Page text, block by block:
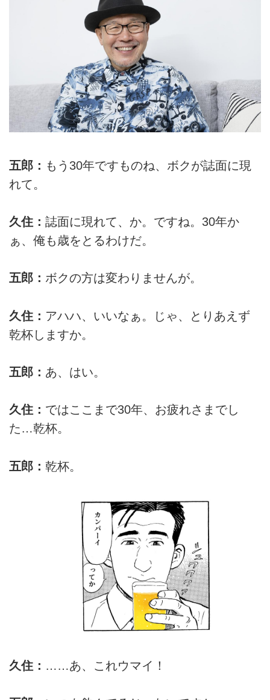
五郎： もう30年ですものね、ボクが誌面に現
れて。
久住： 誌面に現れて、か。ですね。30年か
ぁ、俺も歳をとるわけだ。
五郎： ボクの方は変わりませんが。
久住： アハハ、いいなぁ。じゃ、とりあえず
乾杯しますか。
五郎： あ、はい。
久住： ではここまで30年、お疲れさまでし
た…乾杯。
五郎： 乾杯。
久住： ……あ、これウマイ！